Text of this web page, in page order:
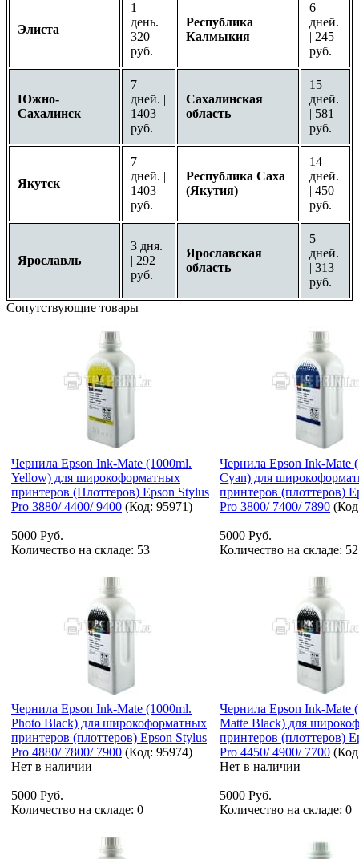
Элиста
1
день. |
320
руб.
Республика
Калмыкия
6
дней.
| 245
руб.
Южно-
Сахалинск
7
дней. |
1403
руб.
Сахалинская
область
15
дней.
| 581
руб.
Якутск
7
дней. |
1403
руб.
Республика Саха
(Якутия)
14
дней.
| 450
руб.
Ярославль
3 дня.
| 292
руб.
Ярославская
область
5
дней.
| 313
руб.
Сопутствующие товары
Чернила Epson Ink-Mate (1000ml.
Yellow) для широкоформатных
принтеров (Плоттеров) Epson Stylus
Pro 3880/ 4400/ 9400 (Код: 95971)
5000 Руб.
Количество на складе: 53
Чернила Epson Ink-Mate
Cyan) для
принтеров (плоттеров)
Pro 3800/ 7400/ 7890
5000 Руб.
Количество на складе: 52
Чернила Epson Ink-Mate (1000ml.
Photo Black) для широкоформатных
принтеров (плоттеров) Epson Stylus
Pro 4880/ 7800/ 7900 (Код: 95974)
Нет в наличии
5000 Руб.
Количество на складе: 0
Чернила Epson Ink-Mate
Matte Black) для
принтеров (плоттеров)
Pro 4450/ 4900/ 7700
Нет в наличии
5000 Руб.
Количество на складе: 0